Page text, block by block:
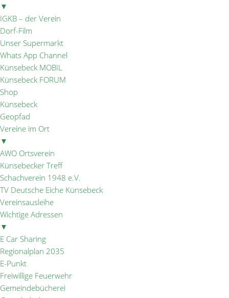
▼
IGKB – der Verein
Dorf-Film
Unser Supermarkt
Whats App Channel
Künsebeck MOBIL
Künsebeck FORUM
Shop
Künsebeck
Geopfad
Vereine im Ort
▼
AWO Ortsverein
Künsebecker Treff
Schachverein 1948 e.V.
TV Deutsche Eiche Künsebeck
Vereinsausleihe
Wichtige Adressen
▼
E Car Sharing
Regionalplan 2035
E-Punkt
Freiwillige Feuerwehr
Gemeindebücherei